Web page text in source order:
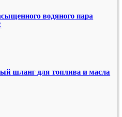
водяного пара
шланг для топлива и масла